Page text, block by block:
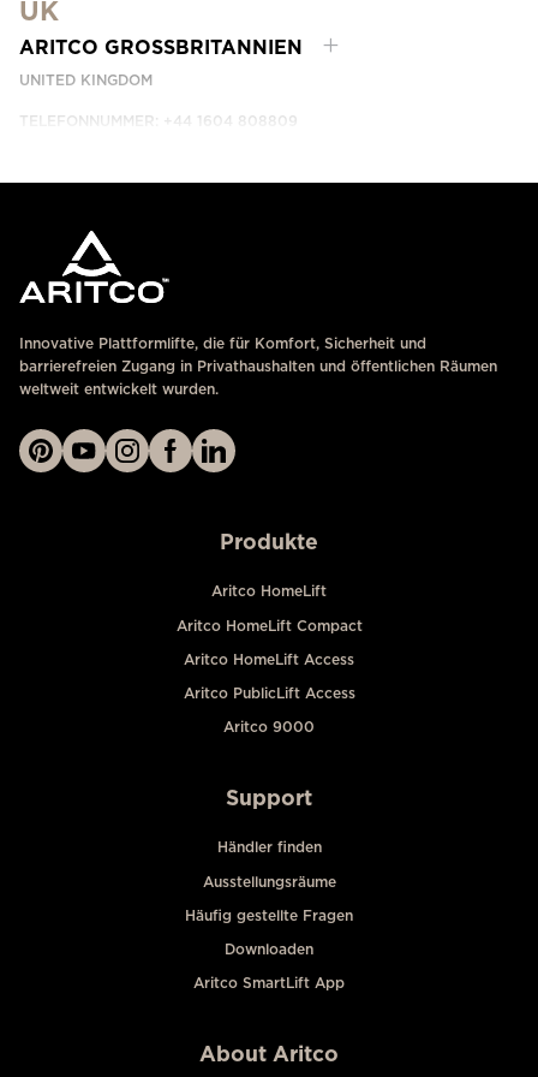
KONTAKTIEREN SIE UNS
UK
ARITCO GROSSBRITANNIEN
UNITED KINGDOM
TELEFONNUMMER: +44 1604 808809
Innovative Plattformlifte, die für Komfort, Sicherheit und
barrierefreien Zugang in Privathaushalten und öffentlichen Räumen
weltweit entwickelt wurden.
Produkte
Aritco HomeLift
Aritco HomeLift Compact
Aritco HomeLift Access
Aritco PublicLift Access
Aritco 9000
Support
Händler finden
Ausstellungsräume
Häufig gestellte Fragen
Downloaden
Aritco SmartLift App
About Aritco